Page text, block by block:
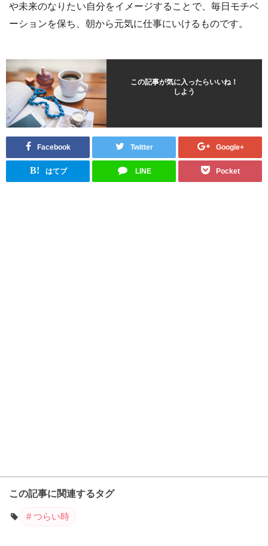
や未来のなりたい自分をイメージすることで、毎日モチベ
ーションを保ち、朝から元気に仕事にいけるものです。
この記事が気に入ったらいいね！
しよう
Facebook Twitter Google+
B! はてブ LINE Pocket
この記事に関連するタグ
つらい時